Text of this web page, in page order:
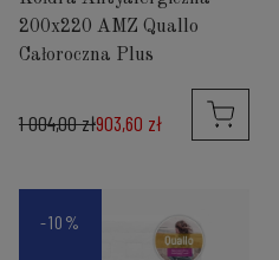
200x220 AMZ Quallo
Całoroczna Plus
903,60 zł
1 004,00 zł
-10%